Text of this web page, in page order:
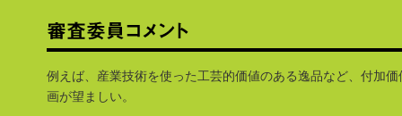
例えば、産業技術を使った工芸的価値のある逸品など、付加
画が望ましい。